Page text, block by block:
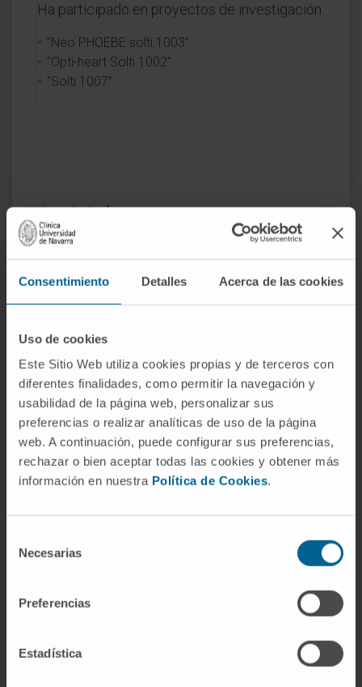
Consentimiento Detalles Acerca de las cookies
Uso de cookies
Este Sitio Web utiliza cookies propias y de terceros con
diferentes finalidades, como permitir la navegación y
usabilidad de la página web, personalizar sus
preferencias o realizar analíticas de uso de la página
web. A continuación, puede configurar sus preferencias,
rechazar o bien aceptar todas las cookies y obtener más
información en nuestra Política de Cookies.
Necesarias
Preferencias
Estadística
Ha participado en proyectos de investigación:
”Neo PHOEBE solti 1003”
“Opti-heart Solti 1002”
“Solti 1007”
Activité
Docente de pregrado, postgrado y
radiodiagnóstico.
En recherche
Primera autora en 10 publicaciones
científicas y como coautora en otras 10.
Coautora de 3 capítulos de libros.
Ha presentado numerosas comunicaciones
orales y escritas en congresos nacionales e